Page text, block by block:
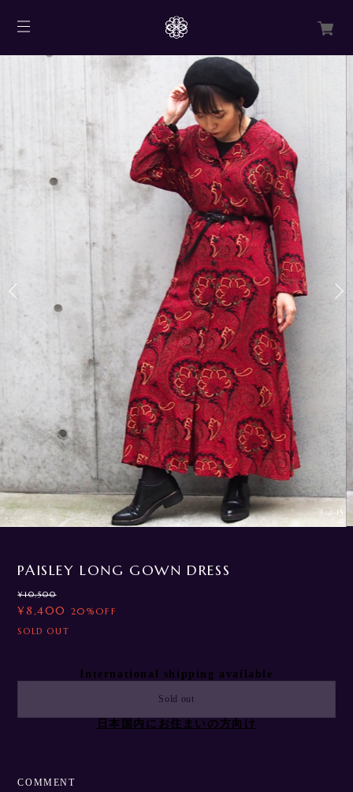
3/ 15
PAISLEY LONG GOWN DRESS
¥10,500
¥8,400 20%OFF
SOLD OUT
International shipping available
Sold out
日本国内にお住まいの方向け
COMMENT